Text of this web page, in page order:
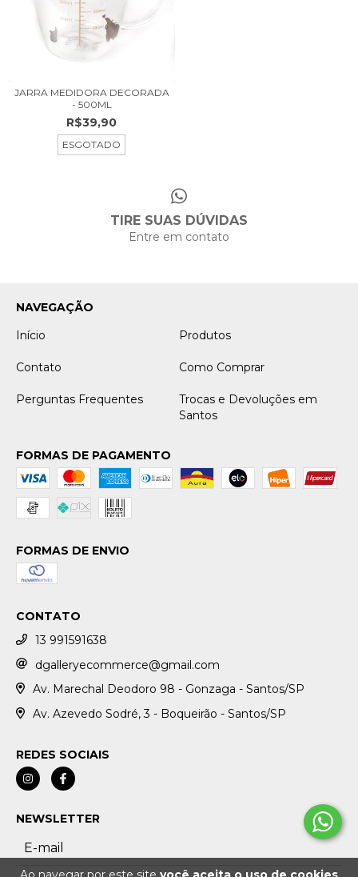
JARRA MEDIDORA DECORADA
- 500ML
R$39,90
ESGOTADO
TIRE SUAS DÚVIDAS
Entre em contato
NAVEGAÇÃO
Início
Produtos
Contato Como Comprar
Perguntas Frequentes
Trocas e Devoluções em
Santos
FORMAS DE PAGAMENTO
FORMAS DE ENVIO
CONTATO
13 991591638
dgalleryecommerce@gmail.com
Av. Marechal Deodoro 98 - Gonzaga - Santos/SP
Av. Azevedo Sodré, 3 - Boqueirão - Santos/SP
REDES SOCIAIS
NEWSLETTER